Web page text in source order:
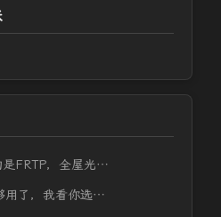
是FRTP，全屋光…
用了，我看你选…